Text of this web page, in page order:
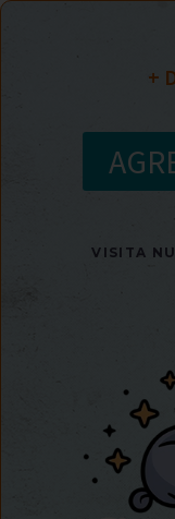
+
VISITA